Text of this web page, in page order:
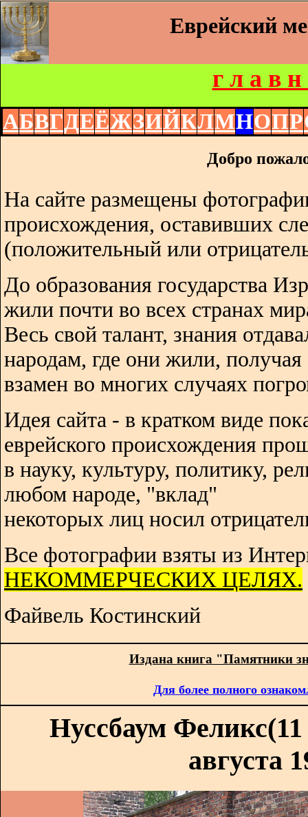
Еврейский
г л а в н
АБВГДЕЁЖЗИЙКЛМНОПР
Добро
На сайте размещены
происхождения, оставивших
(положительный или
До образования государства
жили почти во всех странах
Весь свой талант, знания
народам, где они жили, получая
взамен во многих случаях
Идея сайта - в кратком виде
еврейского происхождения
в науку, культуру, политику,
любом народе, "вклад"
некоторых лиц носил
Все фотографии взяты из
НЕКОММЕРЧЕСКИХ ЦЕЛЯХ.
Файвель Костинский
Издана книга "Памятники
Для более полного
Нуссбаум Феликс(11
августа